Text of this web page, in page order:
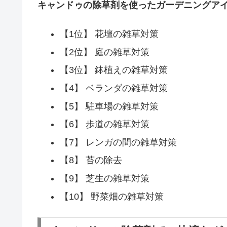
キャンドゥの除草剤を使ったガーデニングア
【1位】 花壇の雑草対策
【2位】 庭の雑草対策
【3位】 鉢植えの雑草対策
【4】 ベランダの雑草対策
【5】 駐車場の雑草対策
【6】 歩道の雑草対策
【7】 レンガの間の雑草対策
【8】 苔の除去
【9】 芝生の雑草対策
【10】 野菜畑の雑草対策